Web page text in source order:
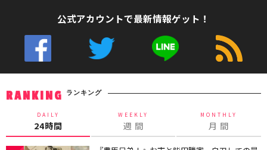
公式アカウントで最新情報ゲット！
RANKING ランキング
DAILY
24時間
WEEKLY
週 間
MONTHLY
月 間